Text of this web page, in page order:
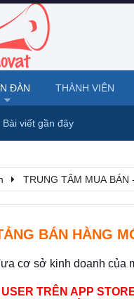
TRUNG TÂM MUA BÁN
BÁN HÀNG
cơ sở kinh doanh của
TRÊN APP
ĐÀN
Bài viết gần đây
THÀNH VIÊN